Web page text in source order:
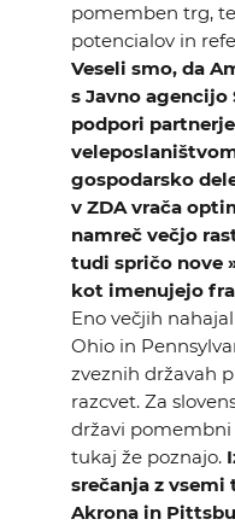
pomemben trg,
potencialov in
Veseli smo, da
s Javno
podpori
gospodarsko
v ZDA vrača
namreč večjo
tudi spričo nove
kot imenujejo
Eno večjih
Ohio in
zveznih državah
razcvet. Za
državi pomembni
tukaj že poznajo.
srečanja z vsemi
Akrona in